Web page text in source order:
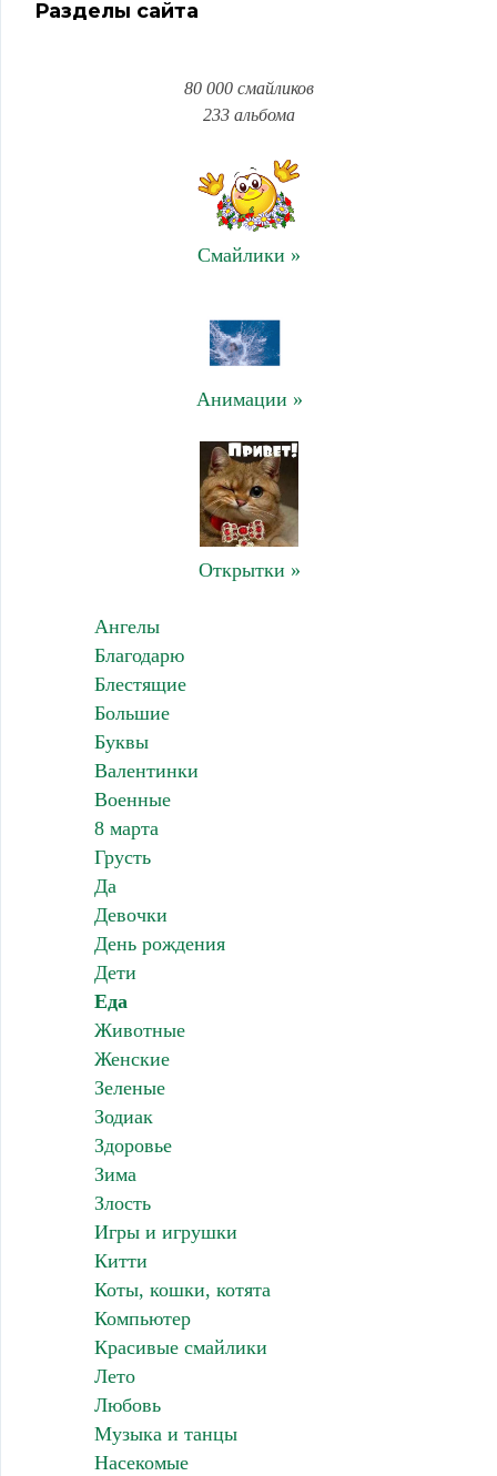
Разделы сайта
80 000 смайликов
233 альбома
Смайлики »
Анимации »
Открытки »
Ангелы
Благодарю
Блестящие
Большие
Буквы
Валентинки
Военные
8 марта
Грусть
Да
Девочки
День рождения
Дети
Еда
Животные
Женские
Зеленые
Зодиак
Здоровье
Зима
Злость
Игры и игрушки
Китти
Коты, кошки, котята
Компьютер
Красивые смайлики
Лето
Любовь
Музыка и танцы
Насекомые